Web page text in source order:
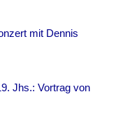
mit Dennis
Jhs.: Vortrag von